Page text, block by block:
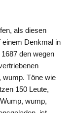
als diesen
einem Denkmal in
den wegen
wump. Töne wie
150 Leute,
wump,